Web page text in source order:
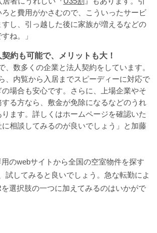
と費用がかさむので、こういったサービ
し、引っ越した後に家族が増えるなどの
ね。」
契約も可能で、メリットも大！
、数多くの企業と法人契約をしています。
、内覧から入居までスピーディーに対応で
場合も安心です。さらに、上場企業やそ
る方なら、敷金が免除になるなどのうれ
ります。詳しくはホームページを確認いた
相談してみるのが良いでしょう」と加藤
のwebサイトから全国の空室物件を探す
試してみると良いでしょう。急な転勤によ
選択肢の一つに加えてみるのはいかがで